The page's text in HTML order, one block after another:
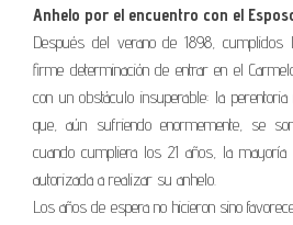
Anhelo por el encuentro con el
Después del verano de 1898,
firme determinación de entrar en el
con un obstáculo insuperable: la
que, aún sufriendo enormemente, se
cuando cumpliera los 21 años, la
autorizada a realizar su anhelo.
Los años de espera no hicieron sino